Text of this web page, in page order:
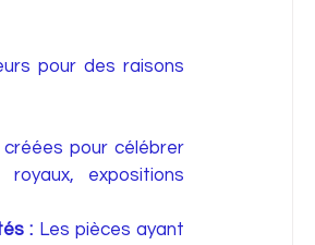
pour des raisons
pour célébrer
expositions
: Les pièces ayant